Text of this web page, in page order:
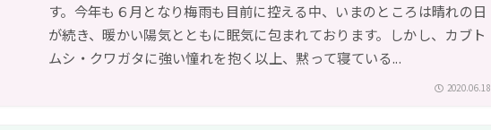
す。今年も６月となり梅雨も目前に控える中、いまのところは晴れの日
が続き、暖かい陽気とともに眠気に包まれております。しかし、カブト
ムシ・クワガタに強い憧れを抱く以上、黙って寝ている...
2020.06.18